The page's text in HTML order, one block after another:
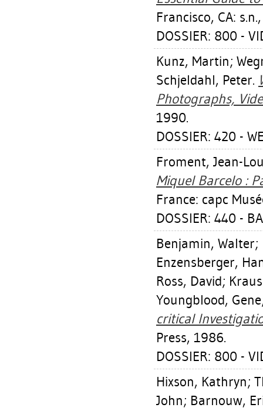
Francisco, CA:
DOSSIER: 800 -
Kunz, Martin;
Schjeldahl, Peter.
Photographs,
1990.
DOSSIER: 420 -
Froment, Jean-
Miquel Barcelo :
France: capc
DOSSIER: 440 -
Benjamin, Walter;
Enzensberger,
Ross, David;
Youngblood, Gene
critical
Press, 1986.
DOSSIER: 800 -
Hixson, Kathryn;
John; Barnouw,